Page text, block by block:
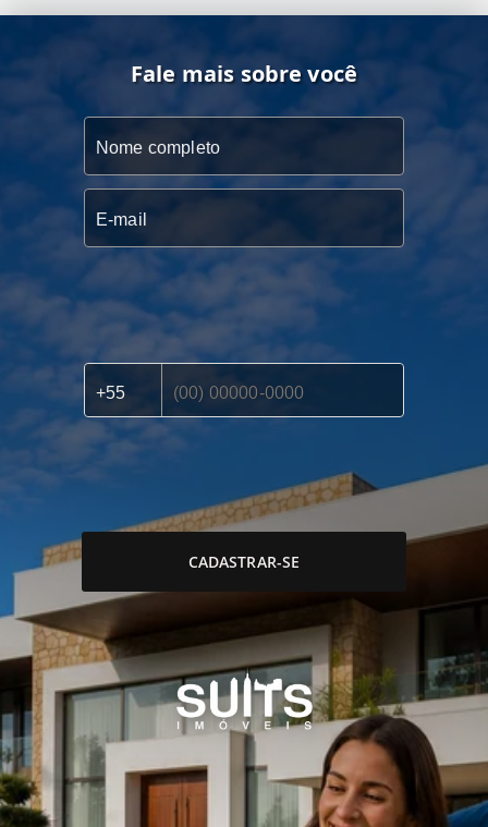
Fale mais sobre você
CADASTRAR-SE